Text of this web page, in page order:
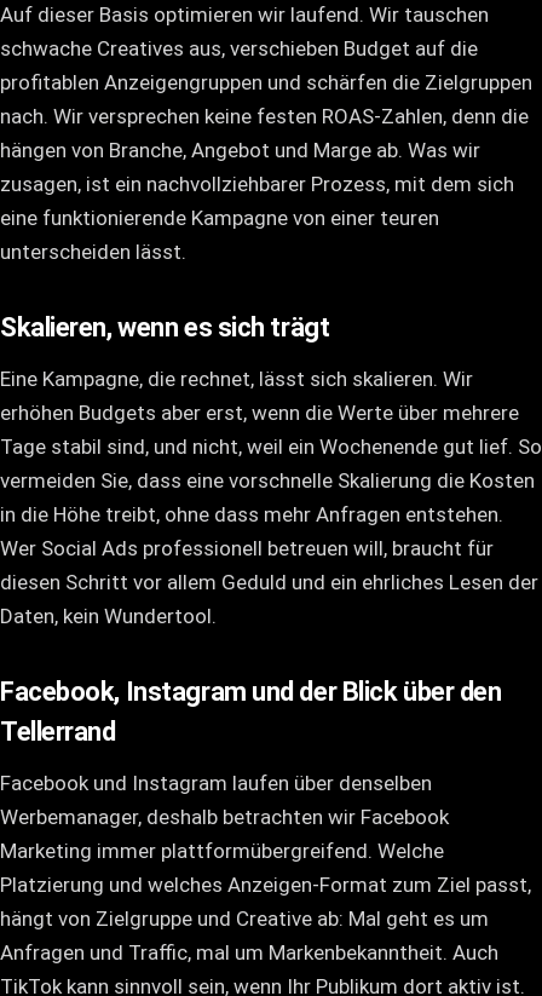
Auf dieser Basis optimieren wir laufend. Wir tauschen
schwache Creatives aus, verschieben Budget auf die
profitablen Anzeigengruppen und schärfen die Zielgruppen
nach. Wir versprechen keine festen ROAS-Zahlen, denn die
hängen von Branche, Angebot und Marge ab. Was wir
zusagen, ist ein nachvollziehbarer Prozess, mit dem sich
eine funktionierende Kampagne von einer teuren
unterscheiden lässt.
Skalieren, wenn es sich trägt
Eine Kampagne, die rechnet, lässt sich skalieren. Wir
erhöhen Budgets aber erst, wenn die Werte über mehrere
Tage stabil sind, und nicht, weil ein Wochenende gut lief. So
vermeiden Sie, dass eine vorschnelle Skalierung die Kosten
in die Höhe treibt, ohne dass mehr Anfragen entstehen.
Wer Social Ads professionell betreuen will, braucht für
diesen Schritt vor allem Geduld und ein ehrliches Lesen der
Daten, kein Wundertool.
Facebook, Instagram und der Blick über den
Tellerrand
Facebook und Instagram laufen über denselben
Werbemanager, deshalb betrachten wir Facebook
Marketing immer plattformübergreifend. Welche
Platzierung und welches Anzeigen-Format zum Ziel passt,
hängt von Zielgruppe und Creative ab: Mal geht es um
Anfragen und Traffic, mal um Markenbekanntheit. Auch
TikTok kann sinnvoll sein, wenn Ihr Publikum dort aktiv ist.